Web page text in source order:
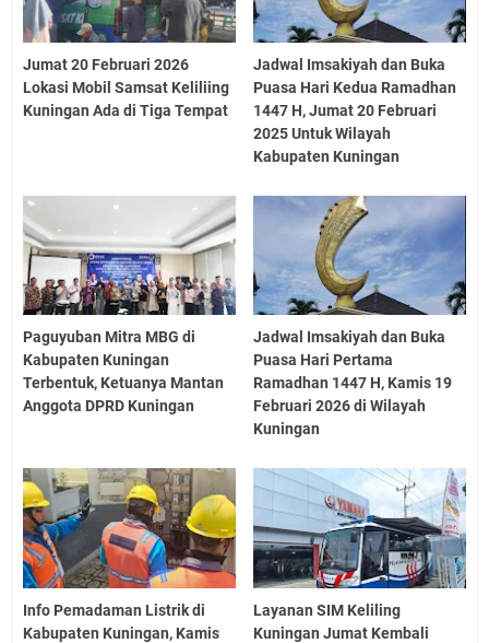
Jumat 20 Februari 2026
Lokasi Mobil Samsat Keliliing
Kuningan Ada di Tiga Tempat
Jadwal Imsakiyah dan Buka
Puasa Hari Kedua Ramadhan
1447 H, Jumat 20 Februari
2025 Untuk Wilayah
Kabupaten Kuningan
Paguyuban Mitra MBG di
Kabupaten Kuningan
Terbentuk, Ketuanya Mantan
Anggota DPRD Kuningan
Jadwal Imsakiyah dan Buka
Puasa Hari Pertama
Ramadhan 1447 H, Kamis 19
Februari 2026 di Wilayah
Kuningan
Info Pemadaman Listrik di
Kabupaten Kuningan, Kamis
Layanan SIM Keliling
Kuningan Jumat Kembali